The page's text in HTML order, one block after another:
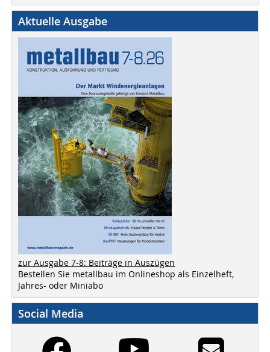
Aktuelle Ausgabe
zur Ausgabe 7-8: Beiträge in Auszügen
Bestellen Sie metallbau im Onlineshop als Einzelheft,
Jahres- oder Miniabo
Social Media